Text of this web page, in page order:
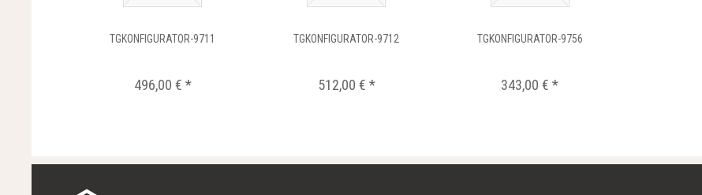
TGKONFIGURATOR-9711
496,00 € *
TGKONFIGURATOR-9712
512,00 € *
TGKONFIGURATOR-9756
343,00 € *